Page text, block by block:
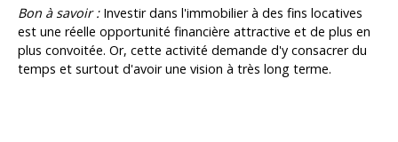
Bon à savoir : Investir dans l'immobilier à des fins locatives
est une réelle opportunité financière attractive et de plus en
plus convoitée. Or, cette activité demande d'y consacrer du
temps et surtout d'avoir une vision à très long terme.